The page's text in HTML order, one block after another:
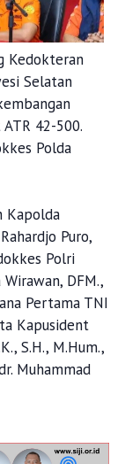
Kedokteran
Selatan
42-500.
Polda
Kapolda
Puro,
Polri
DFM.,
Pertama TNI
Kapusident
S.H., M.Hum.,
Muhammad